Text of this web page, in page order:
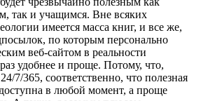
так и учащимся. Вне всяких
имеется масса книг, и все же,
по которым персонально
веб-сайтом в реальности
удобнее и проще. Потому, что,
7/365, соответственно, что полезная
в любой момент, а проще